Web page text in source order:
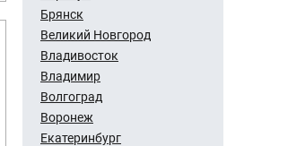
Брянск
Великий Новгород
Владивосток
Владимир
Волгоград
Воронеж
Екатеринбург